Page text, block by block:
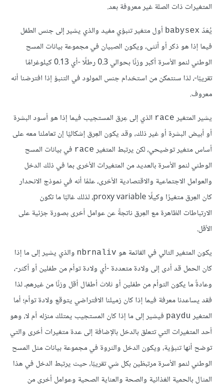
المتغيرات ذات الصلة غير معروفة بعد.
يُعَدّ babysex أول متغير تنبؤي مفيد والذي يشير إلى جنس الطفل
فيما إذا هو ذكر أو أنثى، ويكون الصبيان في مجموعة بيانات المسح
الوطني لنمو الأسرة أكبر وزنًا بحوالي 0.3 رطلًا -أي 0.13 كيلوغرامًا
تقريبًا-، لذا سنتمكن من استخدام جنس المولود في التنبؤ إذا افترضنا أنه
معروف.
يشير المتغير race الذي إلى عِرق المستجيب فيما إذا هو أسود البشرة
أو أبيض البشرة أو غير ذلك، وقد يكون العِرق إشكاليًا إن تعاملنا معه على
أساس متغير توضيحي، لكن يرتبط المتغير race في بيانات المسح
الوطني لنمو الأسرة بالعديد من المتغيرات الأخرى بما في ذلك الدخل
والعوامل الاجتماعية والاقتصادية الأخرى، علمًا أنه في نموذج الانحدار
كان العِرق متغيرًا وكيلًا proxy variable، لذلك غالبًا ما تكون
الارتباطات الظاهرة مع العِرق ناتجةً عن عوامل أخرى بصورة جزئية على
الأقل.
يكون المتغير التالي في القائمة هو nbrnaliv والذي يشير إلى ما إذا
كان الحمل قد أدى إلى ولادة متعددة -أي ولادة توأم من طفلين أو أكثر-،
وعادةً ما يكون التوأم من طفلين أو ثلاث أطفال أقل وزنًا من غيرهم، لذا
فقد يساعدنا معرفة فيما إذا كان زميلنا الافتراضي يتوقع ولادة توأم؛ أما
المتغير paydu فيشير إلى ما إذا كان المستجيب يمتلك منزله أم لا، وهو
أحد المتغيرات التي تتعلق بالدخل بالإضافة إلى عدة متغيرات أخرى والتي
توضح أنها تنبؤية، ويكون الدخل والثروة في مجموعة بيانات مثل المسح
الوطني لنمو الأسرة مرتبطَين بكل شي تقريبًا، حيث يرتبط الدخل في هذا
المثال بالحمية الغذائية والصحة والعناية الصحية وعوامل أخرى من